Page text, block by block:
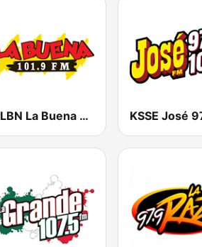
KLBN La Buena 101.9 FM